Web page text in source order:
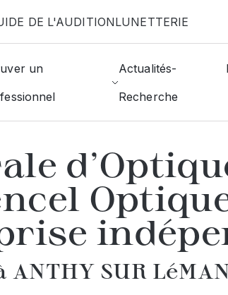
DE L'AUDITIONLUNETTERIE
un
Actualités-
Recherche
opticien Anthy-Sur-Leman Générale
SUR